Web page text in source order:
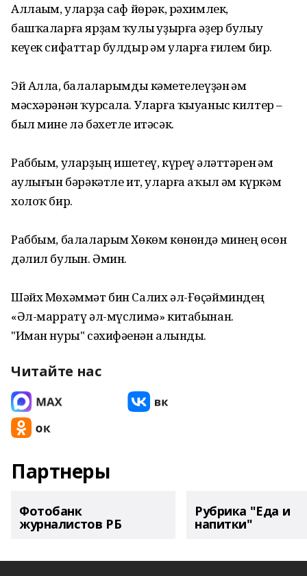
Аллаһым, уларҙа саф йөрәк, рәхимлек,
башҡаларға ярҙам ҡулы һуҙырға әҙер булыу
кеүек сифаттар булдыр һәм уларға ғилем бир.
Эй Аллаһ, балаларымды кәмһетелеүҙән һәм
мәсхәрәнән ҡурсала. Уларға ҡыуаныс килтер –
был мине лә бәхетле итәсәк.
Раббым, уларҙың ишетеү, күреү һәләттәрен һәм
һаулығын бәрәкәтле ит, уларға аҡыл һәм күркәм
холоҡ бир.
Раббым, балаларым Хөкөм көнөндә минең өсөн
дәлил булһын. Әмин.
Шәйх Мөхәммәт бин Салих әл-Ғөҫәйминдең
«Әл-марратү әл-мүслимә» китабынан.
"Иман нуры" сәхифәһенән алынды.
Читайте нас
Партнеры
Фотобанк
журналистов РБ
Рубрика "Еда и
напитки"